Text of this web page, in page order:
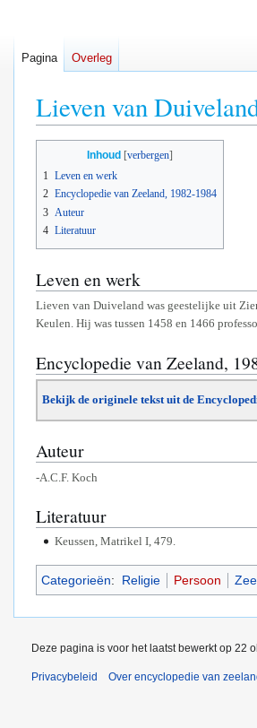
Lieven van
navigatie
springen
zoeken
springen
Inhoud
1 Leven en werk
2 Encyclopedie van Zeeland, 1982-1984
3 Auteur
4 Literatuur
Leven en werk
Lieven van Duiveland was geestelijke uit
Keulen. Hij was tussen 1458 en 1466
Encyclopedie van Zeeland,
Bekijk de originele tekst uit de
Auteur
-A.C.F. Koch
Literatuur
Keussen, Matrikel I, 479.
Categorieën: Religie Persoon
Pagina Overleg
Deze pagina is voor het laatst bewerkt op 22
Privacybeleid Over encyclopedie van